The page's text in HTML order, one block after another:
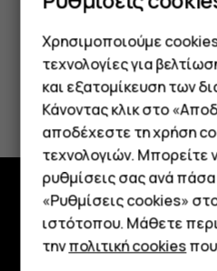
Smartphone
Τηλέφωνα
Tablet
Το βρήκατε χρήσιμο;
Ναι Όχι
Εξερευνήστε
Πληροφορίες
Χρησιμοποιούμε
τεχνολογίες για
και εξατομίκευση των
Κάνοντας κλικ στο
αποδέχεστε τη χρήση
τεχνολογιών. Μπορείτε
ρυθμίσεις σας ανά
«Ρυθμίσεις cookies»
ιστότοπου. Μάθετε
τηνπολιτική cookies